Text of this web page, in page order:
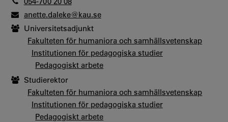
anette.daleke@kau.se
Universitetsadjunkt
Fakulteten för humaniora och samhällsvetenskap
Institutionen för pedagogiska studier
Pedagogiskt arbete
Studierektor
Fakulteten för humaniora och samhällsvetenskap
Institutionen för pedagogiska studier
Pedagogiskt arbete